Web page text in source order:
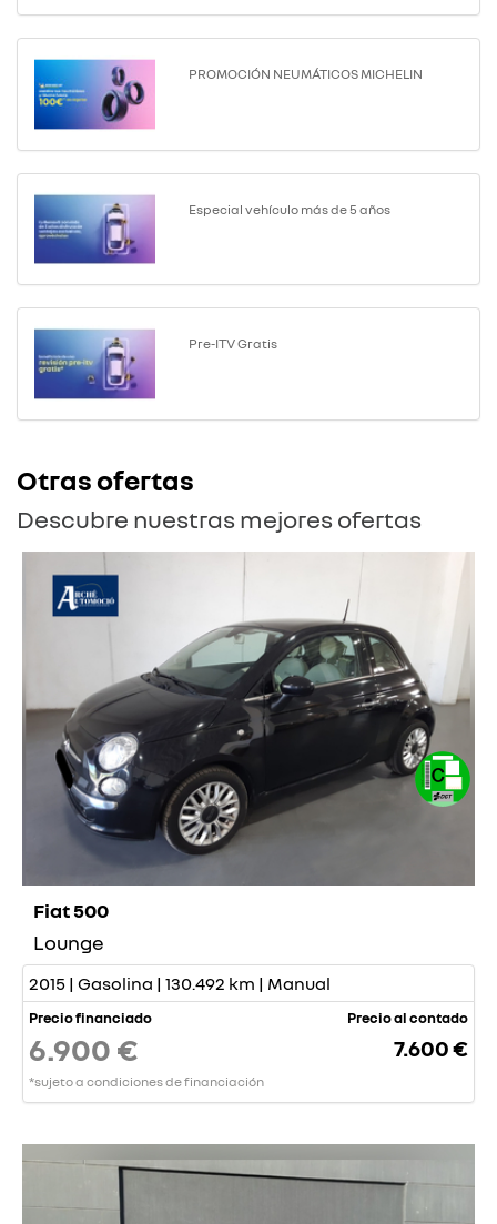
PROMOCIÓN NEUMÁTICOS MICHELIN
Especial vehículo más de 5 años
Pre-ITV Gratis
Otras ofertas
Descubre nuestras mejores ofertas
Fiat 500
Lounge
2015 | Gasolina | 130.492 km | Manual
Precio financiado
6.900 €
*sujeto a condiciones de financiación
Precio al contado
7.600 €